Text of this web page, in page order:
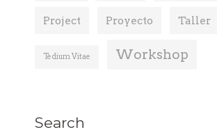
Project Proyecto Taller
Tedium Vitae Workshop
Search